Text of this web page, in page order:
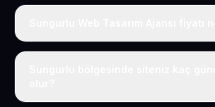
Tek fiyat uygulanır: yıllık 50 USD +